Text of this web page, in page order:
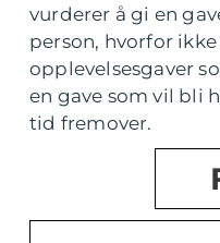
vurderer å gi en
person, hvorfor
opplevelsesgaver
en gave som vil bli
tid fremover.